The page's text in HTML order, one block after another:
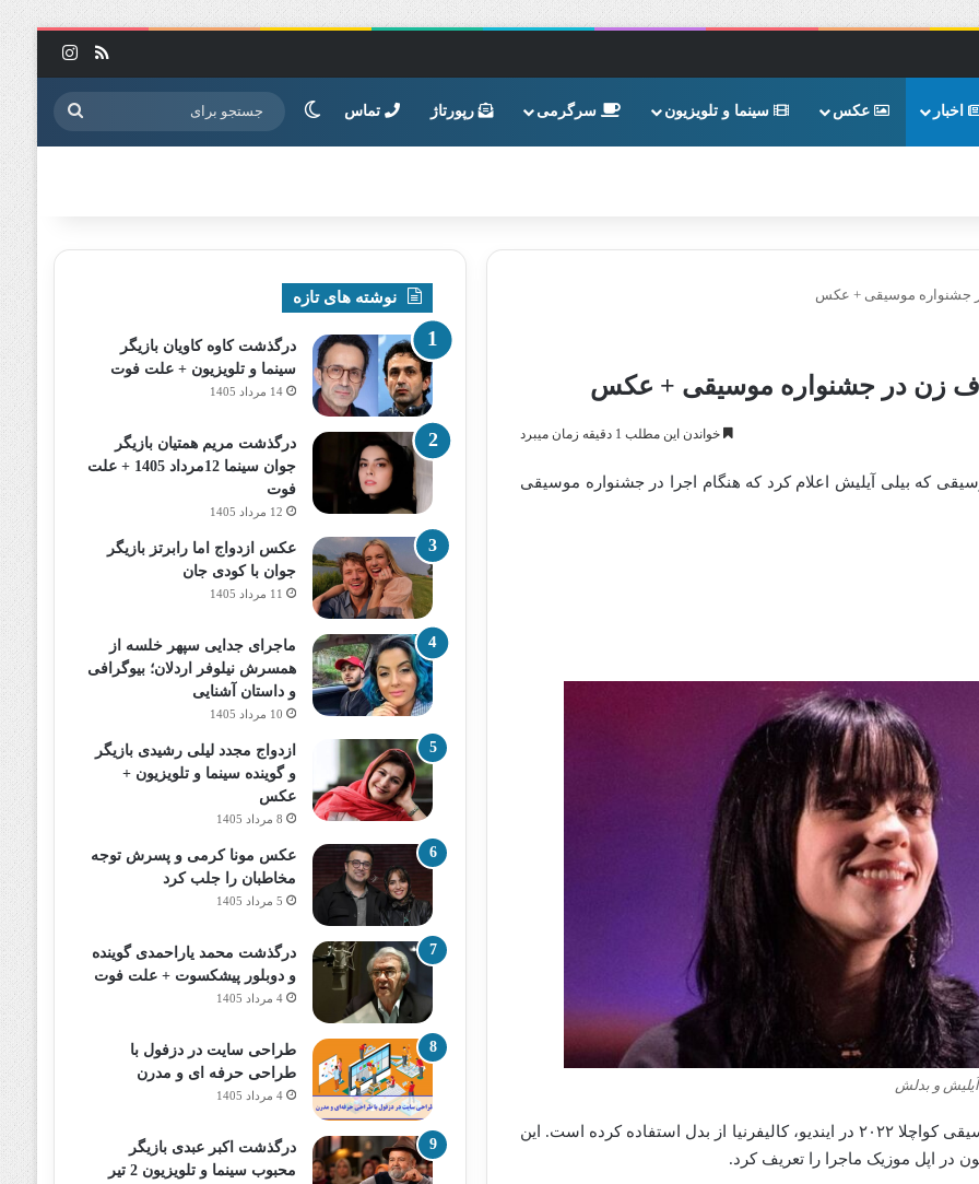
خوراک
اخبار عکس سینما و تلویزیون سرگرمی رپورتاژ تماس تغییر پوسته جستجو
برای
جشنواره موسیقی + عکس
زن در جشنواره موسیقی + عکس
خواندن این مطلب 1 دقیقه زمان میبرد
که بیلی آیلیش اعلام کرد که هنگام اجرا در جشنواره موسیقی
آیلیش و بدلش
روزیاتو: بیلی آیلیش اعلام کرد که هنگام اجرا در جشنواره موسیقی کواچلا ۲۰۲۲ در ایندیو، کالیفرنیا از بدل استفاده کرده است. این
نوشته های تازه
درگذشت کاوه کاویان بازیگر
سینما و تلویزیون + علت فوت
14 مرداد 1405
درگذشت مریم همتیان بازیگر
جوان سینما 12مرداد 1405 + علت
فوت
12 مرداد 1405
عکس ازدواج اما رابرتز بازیگر
جوان با کودی جان
11 مرداد 1405
ماجرای جدایی سپهر خلسه از
همسرش نیلوفر اردلان؛ بیوگرافی
و داستان آشنایی
10 مرداد 1405
ازدواج مجدد لیلی رشیدی بازیگر
و گوینده سینما و تلویزیون +
عکس
8 مرداد 1405
عکس مونا کرمی و پسرش توجه
مخاطبان را جلب کرد
5 مرداد 1405
درگذشت محمد یاراحمدی گوینده
و دوبلور پیشکسوت + علت فوت
4 مرداد 1405
طراحی سایت در دزفول با
طراحی حرفه‌ ای و مدرن
4 مرداد 1405
درگذشت اکبر عبدی بازیگر
محبوب سینما و تلویزیون 2 تیر